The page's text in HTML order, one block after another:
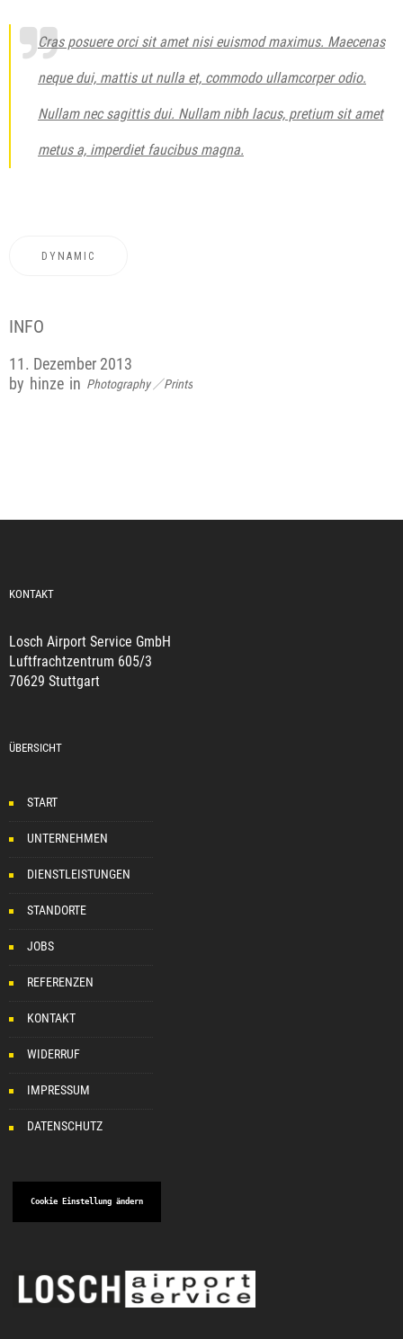
Cras posuere orci sit amet nisi euismod maximus. Maecenas
neque dui, mattis ut nulla et, commodo ullamcorper odio.
Nullam nec sagittis dui. Nullam nibh lacus, pretium sit amet
metus a, imperdiet faucibus magna.
DYNAMIC
INFO
11. Dezember 2013
by hinze in Photography Prints
KONTAKT
Losch Airport Service GmbH
Luftfrachtzentrum 605/3
70629 Stuttgart
ÜBERSICHT
START
UNTERNEHMEN
DIENSTLEISTUNGEN
STANDORTE
JOBS
REFERENZEN
KONTAKT
WIDERRUF
IMPRESSUM
DATENSCHUTZ
Cookie Einstellung ändern